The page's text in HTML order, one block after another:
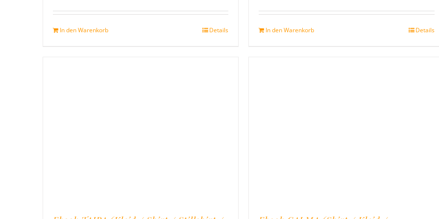
5
In den Warenkorb Details
5
In den Warenkorb Details